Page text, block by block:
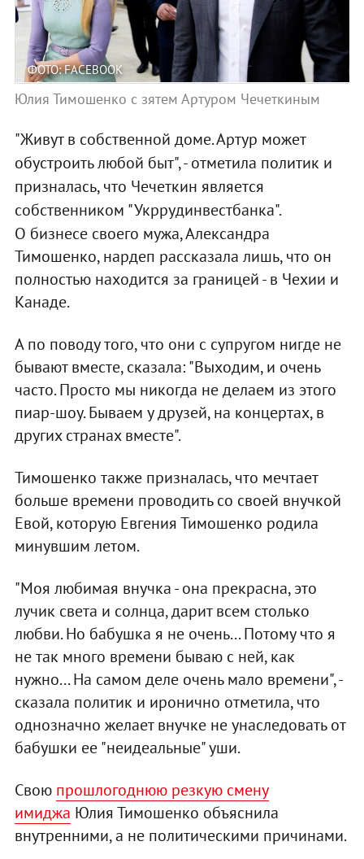
ФОТО: FACEBOOK
Юлия Тимошенко с зятем Артуром Чечеткиным
"Живут в собственной доме. Артур может
обустроить любой быт", - отметила политик и
призналась, что Чечеткин является
собственником "Укррудинвестбанка".
О бизнесе своего мужа, Александра
Тимошенко, нардеп рассказала лишь, что он
полностью находится за границей - в Чехии и
Канаде.
А по поводу того, что они с супругом нигде не
бывают вместе, сказала: "Выходим, и очень
часто. Просто мы никогда не делаем из этого
пиар-шоу. Бываем у друзей, на концертах, в
других странах вместе".
Тимошенко также призналась, что мечтает
больше времени проводить со своей внучкой
Евой, которую Евгения Тимошенко родила
минувшим летом.
"Моя любимая внучка - она прекрасна, это
лучик света и солнца, дарит всем столько
любви. Но бабушка я не очень... Потому что я
не так много времени бываю с ней, как
нужно... На самом деле очень мало времени", -
сказала политик и иронично отметила, что
однозначно желает внучке не унаследовать от
бабушки ее "неидеальные" уши.
Свою прошлогоднюю резкую смену
имиджа Юлия Тимошенко объяснила
внутренними, а не политическими причинами.